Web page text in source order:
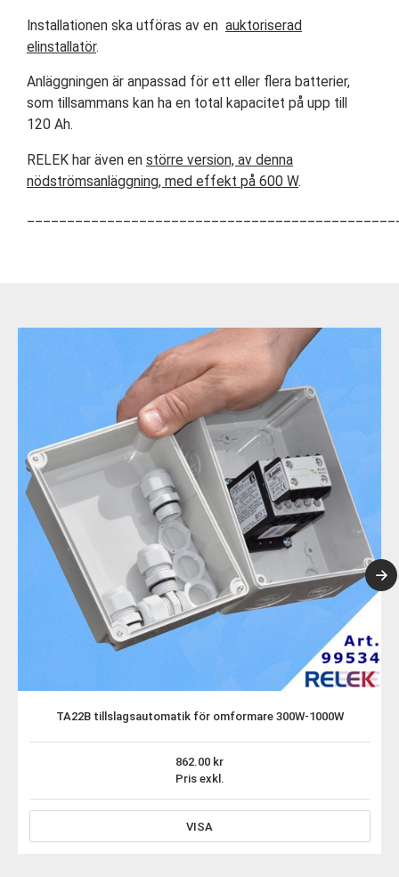
Installationen ska utföras av en auktoriserad
elinstallatör.
Anläggningen är anpassad för ett eller flera batterier,
som tillsammans kan ha en total kapacitet på upp till
120 Ah.
RELEK har även en större version, av denna
nödströmsanläggning, med effekt på 600 W.
TA22B tillslagsautomatik för omformare 300W-1000W
Pris exkl.
862.00
VISA